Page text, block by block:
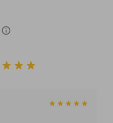
info_outlined